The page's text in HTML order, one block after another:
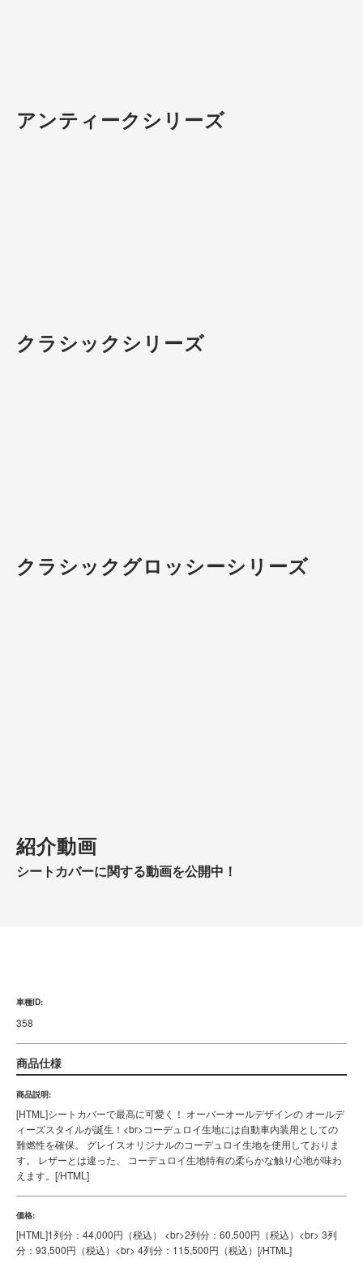
アンティークシリーズ
クラシックシリーズ
クラシックグロッシーシリーズ
紹介動画
シートカバーに関する動画を公開中！
車種ID:
358
商品仕様
商品説明:
[HTML]シートカバーで最高に可愛く！ オーバーオールデザインの オールデ
ィーズスタイルが誕生！<br>コーデュロイ生地には自動車内装用としての
難燃性を確保。 グレイスオリジナルのコーデュロイ生地を使用しておりま
す。 レザーとは違った、 コーデュロイ生地特有の柔らかな触り心地が味わ
えます。 [/HTML]
価格:
[HTML]1列分：44,000円（税込） <br>2列分：60,500円（税込）<br> 3列
分：93,500円（税込）<br> 4列分：115,500円（税込） [/HTML]